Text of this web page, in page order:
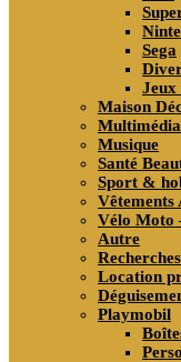
Sega
Jeux
Maison
Musique
Santé
Sport &
Vêtements
Vélo Moto
Autre
Recherches
Location
Playmobil